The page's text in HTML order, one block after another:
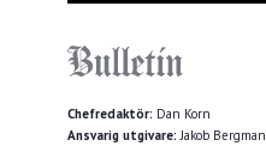
Chefredaktör: Dan Korn
Ansvarig utgivare: Jakob Bergman